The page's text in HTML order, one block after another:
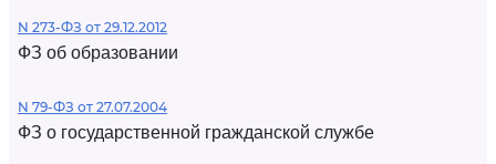
N 273-ФЗ от 29.12.2012
ФЗ об образовании
N 79-ФЗ от 27.07.2004
ФЗ о государственной гражданской службе